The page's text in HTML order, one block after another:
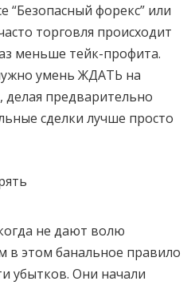
“Безопасный форекс” или
торговля происходит
меньше тейк-профита.
умень ЖДАТЬ на
делая предварительно
сделки лучше просто
не дают волю
в этом банальное правило
убытков. Они начали